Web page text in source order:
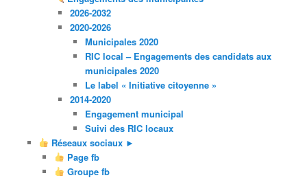
2026-2032
2020-2026
Municipales 2020
RIC local – Engagements des candidats aux
municipales 2020
Le label « Initiative citoyenne »
2014-2020
Engagement municipal
Suivi des RIC locaux
Réseaux sociaux ►
Page fb
Groupe fb